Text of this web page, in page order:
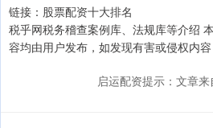
链接：股票配资十大排名
税乎网税务稽查案例库、法规库等介绍
容均由用户发布，如发现有害或侵权内容
启运配资提示：文章来